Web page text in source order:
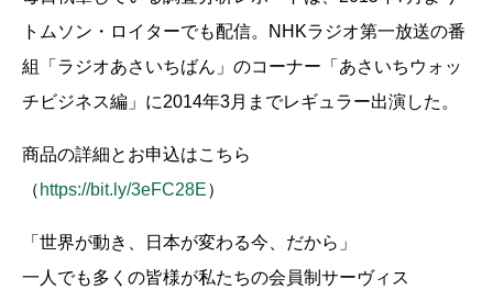
トムソン・ロイターでも配信。NHKラジオ第一放送の番
組「ラジオあさいちばん」のコーナー「あさいちウォッ
チビジネス編」に2014年3月までレギュラー出演した。
商品の詳細とお申込はこちら
（ https://bit.ly/3eFC28E）
「世界が動き、日本が変わる今、だから」
一人でも多くの皆様が私たちの会員制サーヴィス